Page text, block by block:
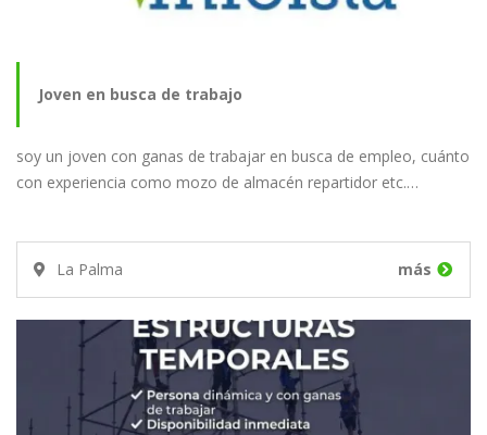
Joven en busca de trabajo
soy un joven con ganas de trabajar en busca de empleo, cuánto
con experiencia como mozo de almacén repartidor etc.…
La Palma más